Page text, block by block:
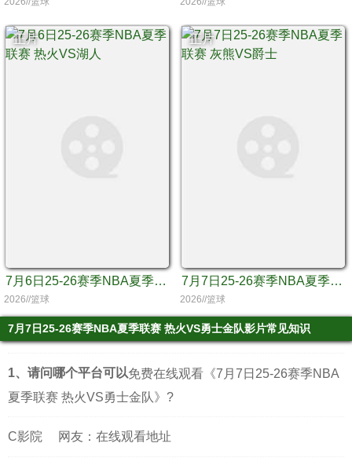
正片
7月6日25-26赛季NBA夏季联赛 热火VS湖人
2026//篮球
正片
7月7日25-26赛季NBA夏季联赛 灰熊VS爵士
2026//篮球
7月7日25-26赛季NBA夏季联赛 热火VS勇士金队影片常见知识
1、请问哪个平台可以免费在线观看《7月7日25-26赛季NBA
夏季联赛 热火VS勇士金队》?
C影院 网友：在线观看地址